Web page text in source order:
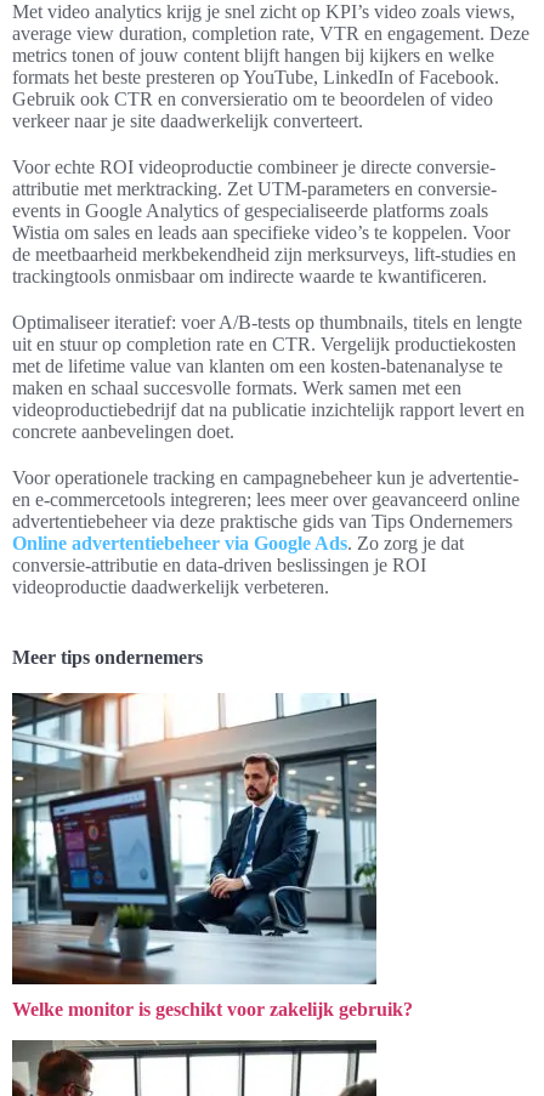
Met video analytics krijg je snel zicht op KPI’s video zoals views,
average view duration, completion rate, VTR en engagement. Deze
metrics tonen of jouw content blijft hangen bij kijkers en welke
formats het beste presteren op YouTube, LinkedIn of Facebook.
Gebruik ook CTR en conversieratio om te beoordelen of video
verkeer naar je site daadwerkelijk converteert.
Voor echte ROI videoproductie combineer je directe conversie-
attributie met merktracking. Zet UTM-parameters en conversie-
events in Google Analytics of gespecialiseerde platforms zoals
Wistia om sales en leads aan specifieke video’s te koppelen. Voor
de meetbaarheid merkbekendheid zijn merksurveys, lift-studies en
trackingtools onmisbaar om indirecte waarde te kwantificeren.
Optimaliseer iteratief: voer A/B-tests op thumbnails, titels en lengte
uit en stuur op completion rate en CTR. Vergelijk productiekosten
met de lifetime value van klanten om een kosten-batenanalyse te
maken en schaal succesvolle formats. Werk samen met een
videoproductiebedrijf dat na publicatie inzichtelijk rapport levert en
concrete aanbevelingen doet.
Voor operationele tracking en campagnebeheer kun je advertentie-
en e-commercetools integreren; lees meer over geavanceerd online
advertentiebeheer via deze praktische gids van Tips Ondernemers
Online advertentiebeheer via Google Ads. Zo zorg je dat
conversie-attributie en data-driven beslissingen je ROI
videoproductie daadwerkelijk verbeteren.
Meer tips ondernemers
Welke monitor is geschikt voor zakelijk gebruik?